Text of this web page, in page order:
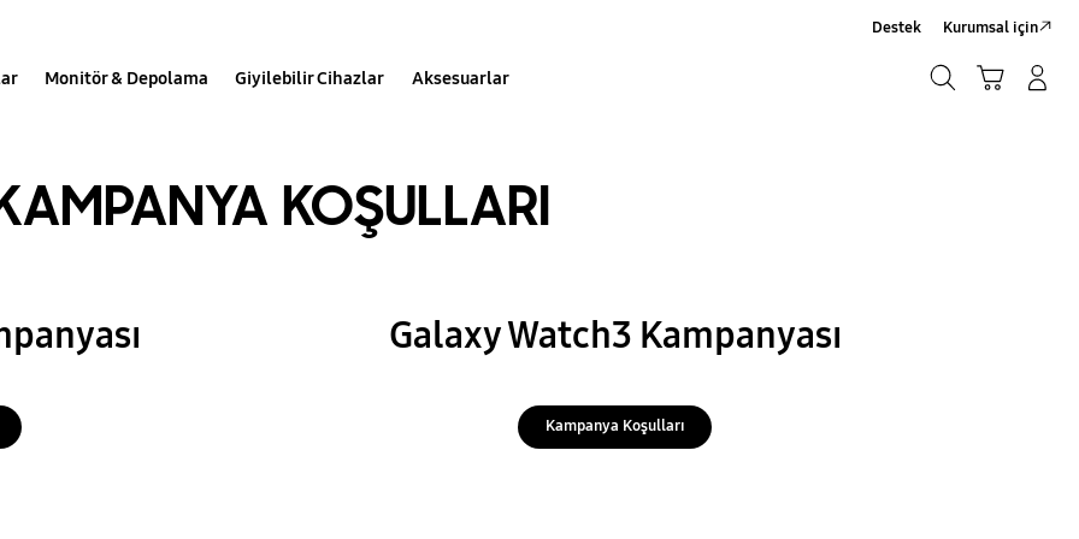
Monitör & Depolama Giyilebilir Cihazlar Aksesuarlar
Destek Kurumsal için
KOŞULLARI
Galaxy Watch3 Kampanyası
Kampanya Koşulları